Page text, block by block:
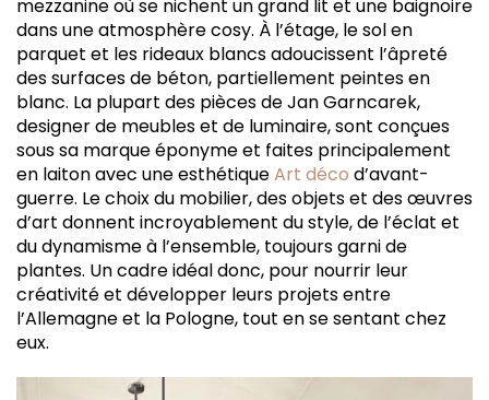
mezzanine où se nichent un grand lit et une baignoire
dans une atmosphère cosy. À l’étage, le sol en
parquet et les rideaux blancs adoucissent l’âpreté
des surfaces de béton, partiellement peintes en
blanc. La plupart des pièces de Jan Garncarek,
designer de meubles et de luminaire, sont conçues
sous sa marque éponyme et faites principalement
en laiton avec une esthétiqueArt déco d’avant-
guerre. Le choix du mobilier, des objets et des œuvres
d’art donnent incroyablement du style, de l’éclat et
du dynamisme à l’ensemble, toujours garni de
plantes. Un cadre idéal donc, pour nourrir leur
créativité et développer leurs projets entre
l’Allemagne et la Pologne, tout en se sentant chez
eux.